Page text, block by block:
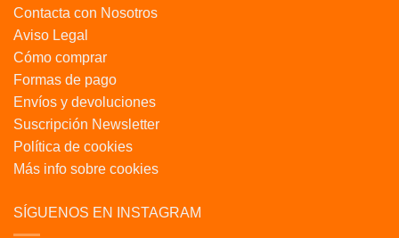
Contacta con Nosotros
Aviso Legal
Cómo comprar
Formas de pago
Envíos y devoluciones
Suscripción Newsletter
Política de cookies
Más info sobre cookies
SÍGUENOS EN INSTAGRAM